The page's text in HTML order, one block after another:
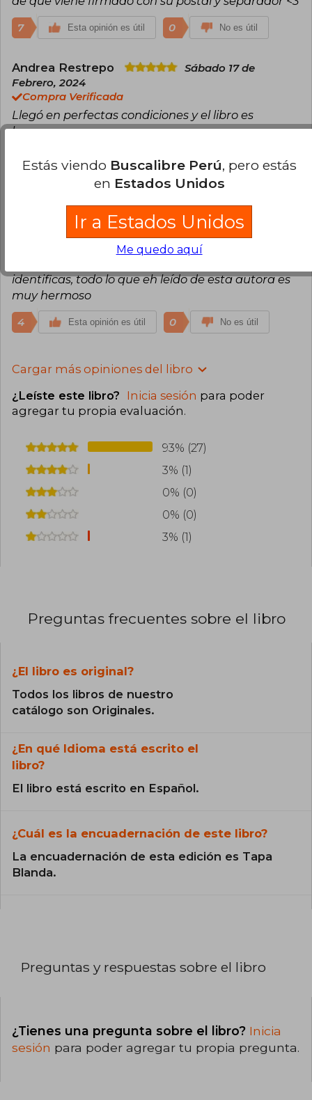
7 Esta opinión es útil 0 No es útil
Andrea Restrepo
Sábado 17 de
Febrero, 2024
Compra Verificada
Llegó en perfectas condiciones y el libro es
hermoso
7
Compra Verificada
Me encantó el libro es muy bello la manera en que
esta redactado la poesía es muy lindo aunque es
identificas, todo lo que eh leído de esta autora es
muy hermoso
4 Esta opinión es útil 0 No es útil
Cargar más opiniones del libro
¿Leíste este libro? Inicia sesión para poder
agregar tu propia evaluación.
93% (27)
3% (1)
0% (0)
0% (0)
3% (1)
Preguntas frecuentes sobre el libro
¿El libro es original?
Todos los libros de nuestro
catálogo son Originales.
¿En qué Idioma está escrito el
libro?
El libro está escrito en Español.
¿Cuál es la encuadernación de este libro?
La encuadernación de esta edición es Tapa
Blanda.
Preguntas y respuestas sobre el libro
¿Tienes una pregunta sobre el libro? Inicia
sesión para poder agregar tu propia pregunta.
Estás viendo Buscalibre Perú, pero estás
en Estados Unidos
Ir a Estados Unidos
Me quedo aquí